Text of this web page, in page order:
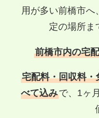
用が多い前橋市へ、
定の場所ま
前橋市内の宅
宅配料・回収料・
べて込みで、 1ヶ